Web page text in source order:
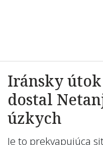
Iránsky
dostal
úzkych
Je to prekvapujúca